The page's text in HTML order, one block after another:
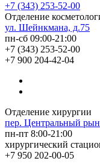
+7 (343) 253-52-00
Отделение
ул. Шейнкмана, д.75
пн-сб 09:00-21:00
+7 (343) 253-52-00
+7 900 204-42-04
Отделение хирургии
пер. Центральный
пн-пт 8:00-21:00
хирургический
+7 950 202-00-05